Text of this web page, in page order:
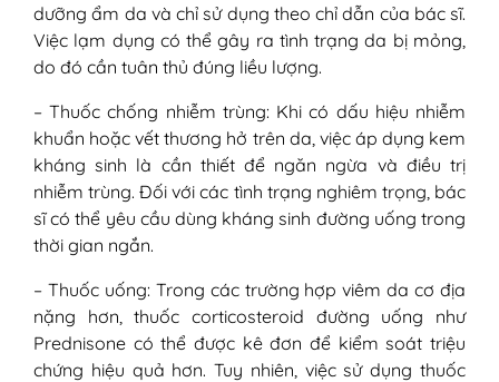
dưỡng ẩm da và chỉ sử dụng theo chỉ dẫn của bác sĩ.
Việc lạm dụng có thể gây ra tình trạng da bị mỏng,
do đó cần tuân thủ đúng liều lượng.
– Thuốc chống nhiễm trùng: Khi có dấu hiệu nhiễm
khuẩn hoặc vết thương hở trên da, việc áp dụng kem
kháng sinh là cần thiết để ngăn ngừa và điều trị
nhiễm trùng. Đối với các tình trạng nghiêm trọng, bác
sĩ có thể yêu cầu dùng kháng sinh đường uống trong
thời gian ngắn.
– Thuốc uống: Trong các trường hợp viêm da cơ địa
nặng hơn, thuốc corticosteroid đường uống như
Prednisone có thể được kê đơn để kiểm soát triệu
chứng hiệu quả hơn. Tuy nhiên, việc sử dụng thuốc